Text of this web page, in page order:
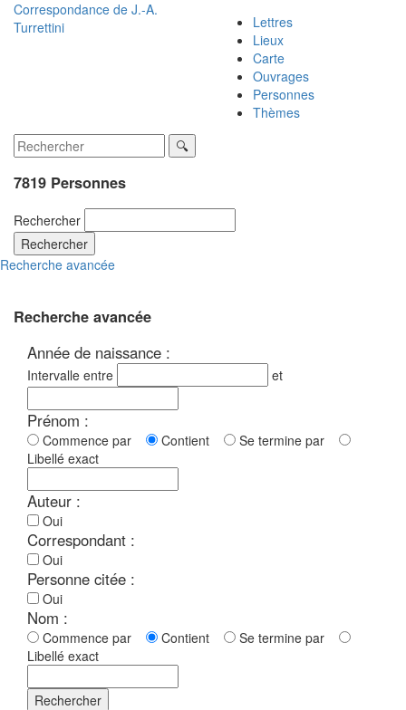
Correspondance de J.-A.
Turrettini
Lettres
Lieux
Carte
Ouvrages
Personnes
Thèmes
7819 Personnes
Rechercher
Rechercher
Recherche avancée
Recherche avancée
Année de naissance :
Intervalle entre et
Prénom :
Commence par Contient
Se termine par
Libellé exact
Auteur :
Oui
Correspondant :
Oui
Personne citée :
Oui
Nom :
Commence par Contient
Se termine par
Libellé exact
Rechercher